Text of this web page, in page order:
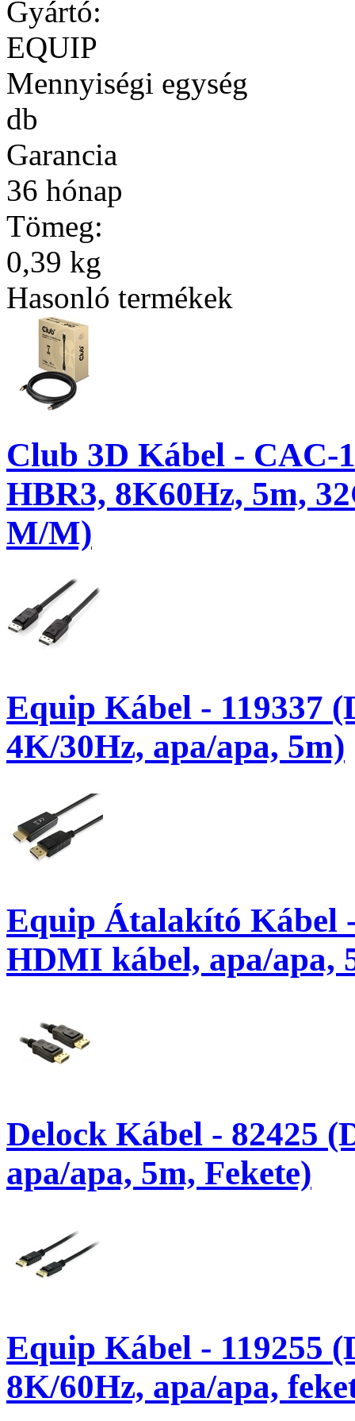
Gyártó:
EQUIP
Mennyiségi egység
db
Garancia
36 hónap
Tömeg:
0,39 kg
Hasonló termékek
Club 3D Kábel - CAC-
HBR3, 8K60Hz, 5m,
M/M)
Equip Kábel - 119337
4K/30Hz, apa/apa, 5m)
Equip Átalakító Kábel
HDMI kábel, apa/apa,
Delock Kábel - 82425
apa/apa, 5m, Fekete)
Equip Kábel - 119255
8K/60Hz, apa/apa,